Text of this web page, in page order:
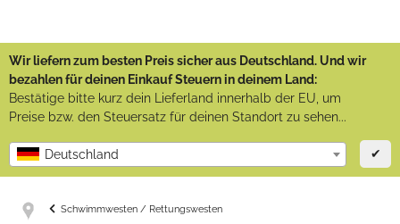
Wir liefern zum besten Preis sicher aus Deutschland. Und wir
bezahlen für deinen Einkauf Steuern in deinem Land:
Bestätige bitte kurz dein Lieferland innerhalb der EU, um
Preise bzw. den Steuersatz für deinen Standort zu sehen...
Deutschland ✔
Schwimmwesten / Rettungswesten